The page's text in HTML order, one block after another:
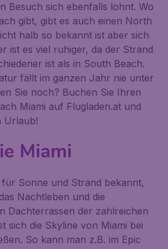
Besuch sich ebenfalls lohnt. Wo
gibt, gibt es auch einen North
halb so bekannt ist aber sich
ist es viel ruhiger, da der Strand
ist als in South Beach.
fällt im ganzen Jahr nie unter
Sie noch? Buchen Sie Ihren
Miami auf Flugladen.at und
Urlaub!
Miami
Sonne und Strand bekannt,
Nachtleben und die
Dachterrassen der zahlreichen
sich die Skyline von Miami bei
So kann man z.B. im Epic